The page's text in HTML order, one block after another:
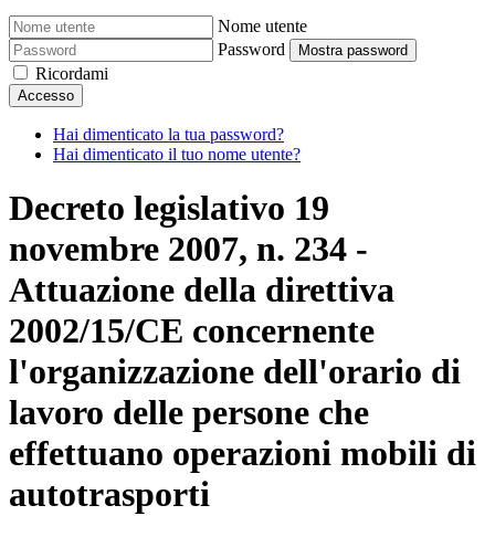
Nome utente
Password
Mostra password
Ricordami
Accesso
Hai dimenticato la tua password?
Hai dimenticato il tuo nome utente?
Decreto legislativo 19
novembre 2007, n. 234 -
Attuazione della direttiva
2002/15/CE concernente
l'organizzazione dell'orario di
lavoro delle persone che
effettuano operazioni mobili di
autotrasporti